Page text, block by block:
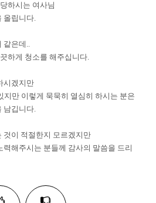
하시는 여사님
올립니다.
같은데..
하게 청소를 해주십니다.
시겠지만
지만 이렇게 묵묵히 열심히 하시는 분은
남깁니다.
것이 적절한지 모르겠지만
력해주시는 분들께 감사의 말씀을 드리